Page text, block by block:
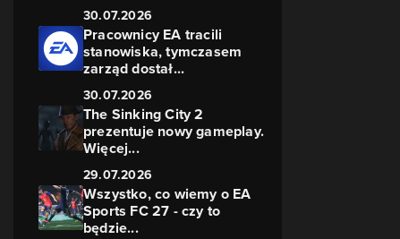
30.07.2026
Pracownicy EA tracili
stanowiska, tymczasem
zarząd dostał...
30.07.2026
The Sinking City 2
prezentuje nowy gameplay.
Więcej...
29.07.2026
Wszystko, co wiemy o EA
Sports FC 27 - czy to
będzie...